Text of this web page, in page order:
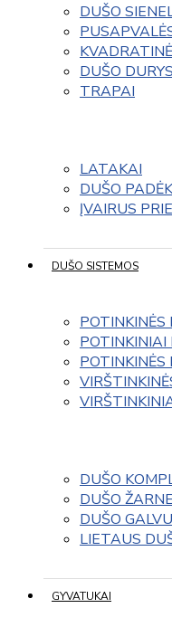
DUŠO
DUŠO DURYS
TRAPAI
LATAKAI
DUŠO
ĮVAIRUS
DUŠO SISTEMOS
POTINKINĖS
POTINKINIAI
POTINKINĖS
DUŠO
DUŠO
DUŠO
LIETAUS
GYVATUKAI